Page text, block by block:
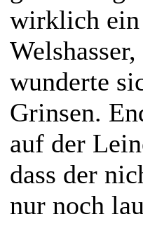
wirklich ein
wunderte
Grinsen.
auf der
dass der
nur noch